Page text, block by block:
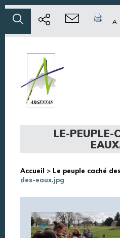
A
LE-PEUPLE-
Accueil > Le peuple caché
des-eaux.jpg